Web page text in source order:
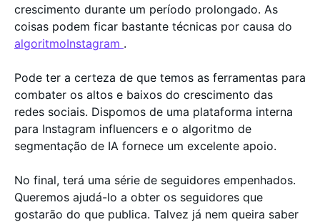
crescimento durante um período prolongado. As
coisas podem ficar bastante técnicas por causa do
algoritmoInstagram .
Pode ter a certeza de que temos as ferramentas para
combater os altos e baixos do crescimento das
redes sociais. Dispomos de uma plataforma interna
para Instagram influencers e o algoritmo de
segmentação de IA fornece um excelente apoio.
No final, terá uma série de seguidores empenhados.
Queremos ajudá-lo a obter os seguidores que
gostarão do que publica. Talvez já nem queira saber